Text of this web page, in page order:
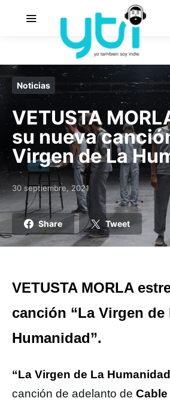
Noticias
VETUSTA
su nueva
Virgen de La
Posted on
30 septiembre, 2021
Share Tweet
VETUSTA MORLA
canción “La Virgen de
Humanidad”.
“La Virgen de La
canción de adelanto de Cable